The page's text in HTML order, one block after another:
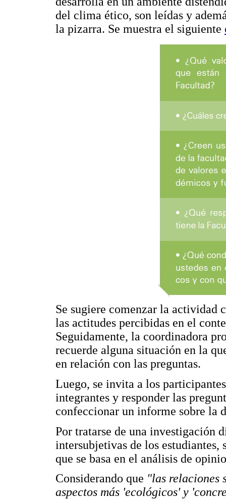
del clima ético, son leídas y
la pizarra. Se muestra el siguiente
Se sugiere comenzar la actividad
las actitudes percibidas en el
Seguidamente, la coordinadora
recuerde alguna situación en la
en relación con las preguntas.
Luego, se invita a los
integrantes y responder las
confeccionar un informe sobre la
Por tratarse de una investigación
intersubjetivas de los
que se basa en el análisis de
Considerando que "las relaciones
aspectos más 'ecológicos' y